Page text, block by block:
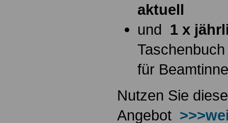
aktuell
und 1 x
Taschenbuch
für
Nutzen Sie
Angebot